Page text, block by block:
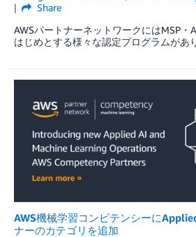
Share
AWSパートナーネットワークにはMSP・
はじめとする様々な認定プログラムが
AWS機械学習コンピテンシーに
ナーのカテゴリを追加